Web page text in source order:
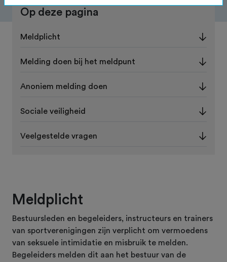
Op deze pagina
Meldplicht
Melding doen bij het meldpunt
Anoniem melding doen
Sociale veiligheid
Veelgestelde vragen
Meldplicht
Bestuursleden en begeleiders, instructeurs en trainers
van sportverenigingen zijn verplicht om vermoedens
van seksuele intimidatie en misbruik te melden.
Begeleiders melden dit aan het bestuur van de